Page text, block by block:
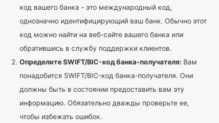
код вашего банка - это международный код,
однозначно идентифицирующий ваш банк. Обычно этот
код можно найти на веб-сайте вашего банка или
обратившись в службу поддержки клиентов.
Определите SWIFT/BIC-код банка-получателя: Вам
понадобится SWIFT/BIC-код банка-получателя. Они
должны быть в состоянии предоставить вам эту
информацию. Обязательно дважды проверьте ее,
чтобы избежать ошибок.